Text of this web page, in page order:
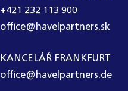
+421 232 113 900
office@havelpartners.sk
KANCELÁŘ FRANKFURT
office@havelpartners.de